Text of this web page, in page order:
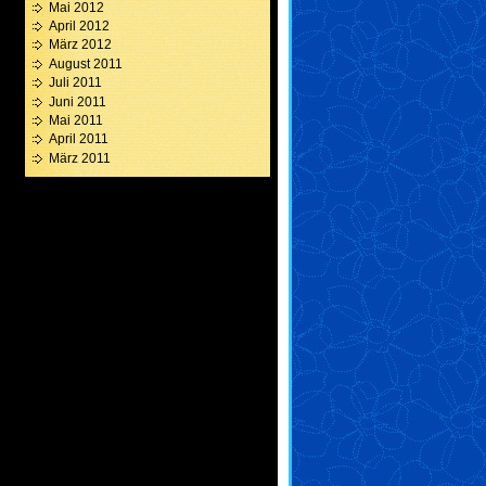
Mai 2012
April 2012
März 2012
August 2011
Juli 2011
Juni 2011
Mai 2011
April 2011
März 2011